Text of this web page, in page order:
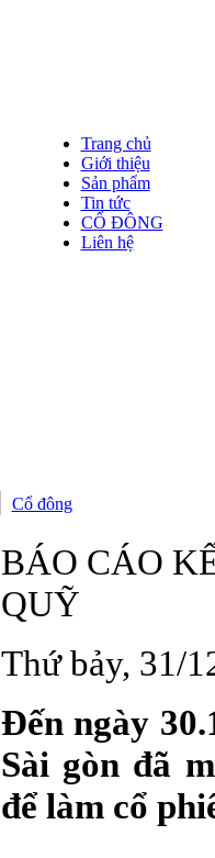
Trang chủ
Giới thiệu
Sản phẩm
Tin tức
CỔ ĐÔNG
Liên hệ
Cổ đông
BÁO CÁO
QUỸ
Thứ bảy, 31/
Đến ngày
Sài gòn đã
để làm cổ